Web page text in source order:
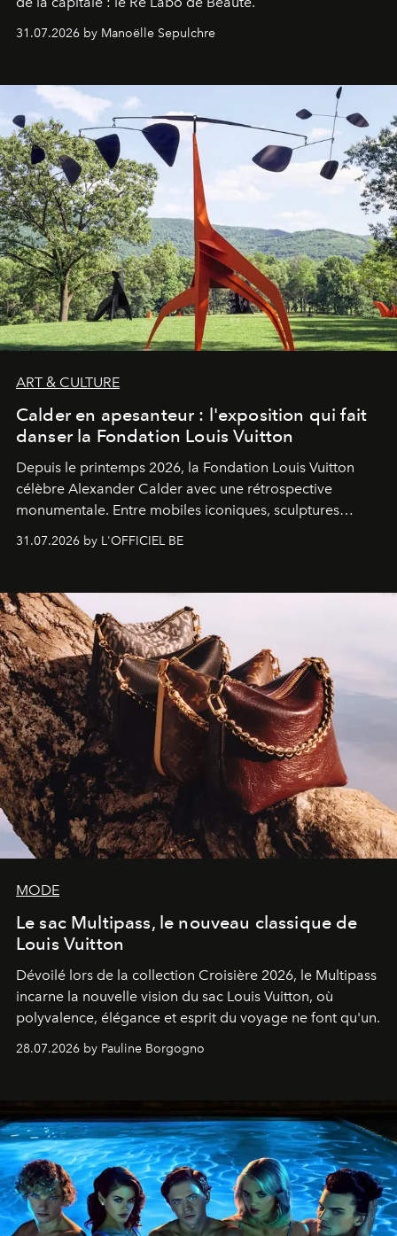
31.07.2026 by Manoëlle Sepulchre
ART & CULTURE
Calder en apesanteur : l'exposition qui fait
danser la Fondation Louis Vuitton
Depuis le printemps 2026, la Fondation Louis Vuitton
célèbre Alexander Calder avec une rétrospective
monumentale. Entre mobiles iconiques, sculptures
américain investit les espaces imaginés par Frank Gehry
sculpture.
31.07.2026 by L'OFFICIEL BE
MODE
Le sac Multipass, le nouveau classique de
Louis Vuitton
Dévoilé lors de la collection Croisière 2026, le Multipass
incarne la nouvelle vision du sac Louis Vuitton, où
polyvalence, élégance et esprit du voyage ne font qu'un.
28.07.2026 by Pauline Borgogno